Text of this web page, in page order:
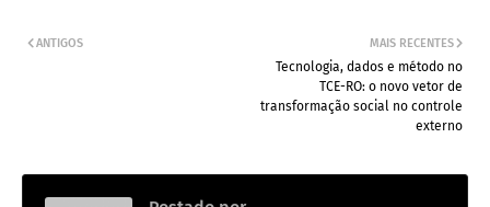
MAIS RECENTES
Tecnologia, dados e método no
TCE-RO: o novo vetor de
transformação social no controle
externo
ANTIGOS